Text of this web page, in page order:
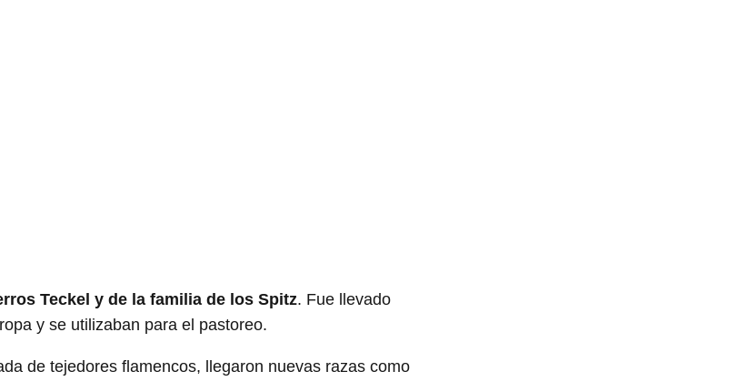
Teckel y de la familia de los Spitz. Fue llevado
y se utilizaban para el pastoreo.
de tejedores flamencos, llegaron nuevas razas como